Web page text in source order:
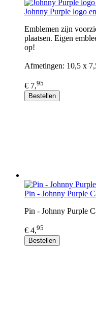
Johnny Purple logo
Emblemen zijn
plaatsen. Eigen
op!
Afmetingen: 10,5 x
€ 7,95
Bestellen
Pin - Johnny Purple
Pin - Johnny Purple
€ 4,95
Bestellen